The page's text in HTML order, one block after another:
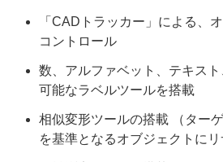
「CADトラッカー」による、
コントロール
数、アルファベット、テキス
可能なラベルツールを搭載
相似変形ツールの搭載 （ター
を基準となるオブジェクトにリ